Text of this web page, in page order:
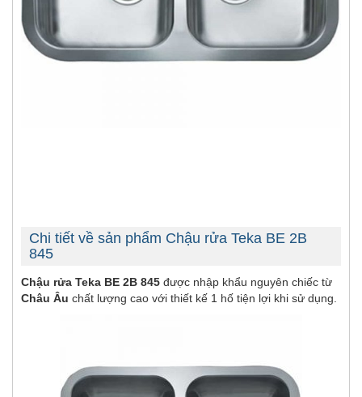
Chi tiết về sản phẩm Chậu rửa Teka BE 2B
845
Chậu rửa Teka BE 2B 845 được nhập khẩu nguyên chiếc từ
Châu Âu chất lượng cao với thiết kế 1 hố tiện lợi khi sử dụng.